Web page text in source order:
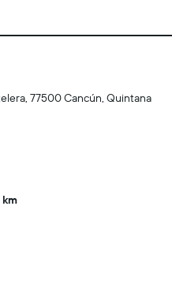
77500 Cancún, Quintana